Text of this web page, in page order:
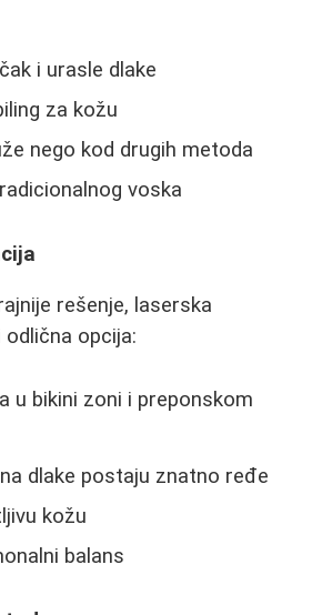
i urasle dlake
za kožu
nego kod drugih metoda
voska
rešenje, laserska
opcija:
u bikini zoni i preponskom
dlake postaju znatno ređe
kožu
balans